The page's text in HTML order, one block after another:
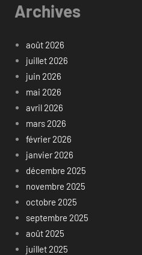
Archives
août 2026
juillet 2026
juin 2026
mai 2026
avril 2026
mars 2026
février 2026
janvier 2026
décembre 2025
novembre 2025
octobre 2025
septembre 2025
août 2025
juillet 2025